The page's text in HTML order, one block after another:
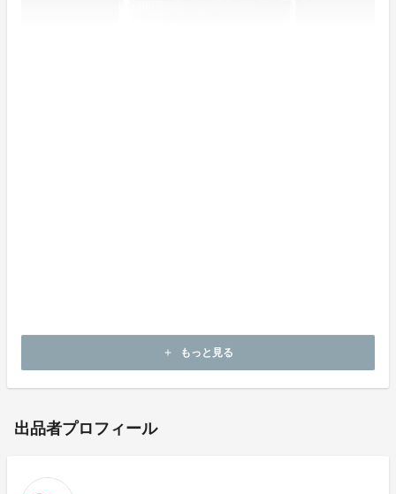
add もっと見る
出品者プロフィール